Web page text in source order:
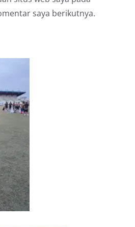
saya berikutnya.